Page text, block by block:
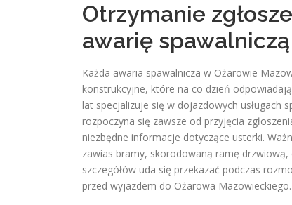
Otrzymanie
awarię
Każda awaria spawalnicza w Ożarowie
konstrukcyjne, które na co dzień
lat specjalizuje się w dojazdowych usługach
rozpoczyna się zawsze od przyjęcia
niezbędne informacje dotyczące usterki.
zawias bramy, skorodowaną ramę
szczegółów uda się przekazać podczas
przed wyjazdem do Ożarowa Mazowieckiego.